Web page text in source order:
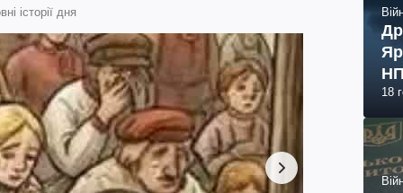
історії дня
18